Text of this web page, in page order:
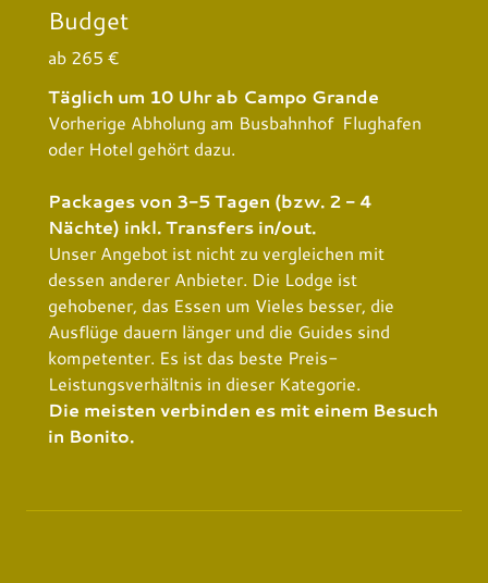
Budget
ab 265 €
Täglich um 10 Uhr ab Campo Grande
Vorherige Abholung am Busbahnhof Flughafen
oder Hotel gehört dazu.
Packages von 3-5 Tagen (bzw. 2 - 4
Nächte) inkl. Transfers in/out.
Unser Angebot ist nicht zu vergleichen mit
dessen anderer Anbieter. Die Lodge ist
gehobener, das Essen um Vieles besser, die
Ausflüge dauern länger und die Guides sind
kompetenter. Es ist das beste Preis-
Leistungsverhältnis in dieser Kategorie.
Die meisten verbinden es mit einem Besuch
in Bonito.